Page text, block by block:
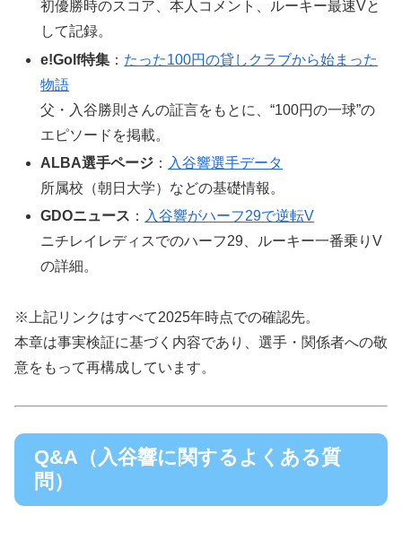
初優勝時のスコア、本人コメント、ルーキー最速Vと
して記録。
e!Golf特集 ： たった100円の貸しクラブから始まった
物語
父・入谷勝則さんの証言をもとに、“100円の一球”の
エピソードを掲載。
ALBA選手ページ ： 入谷響選手データ
所属校（朝日大学）などの基礎情報。
GDOニュース ： 入谷響がハーフ29で逆転V
ニチレイレディスでのハーフ29、ルーキー一番乗りV
の詳細。
※上記リンクはすべて2025年時点での確認先。
本章は事実検証に基づく内容であり、選手・関係者への敬
意をもって再構成しています。
Q&A（入谷響に関するよくある質
問）